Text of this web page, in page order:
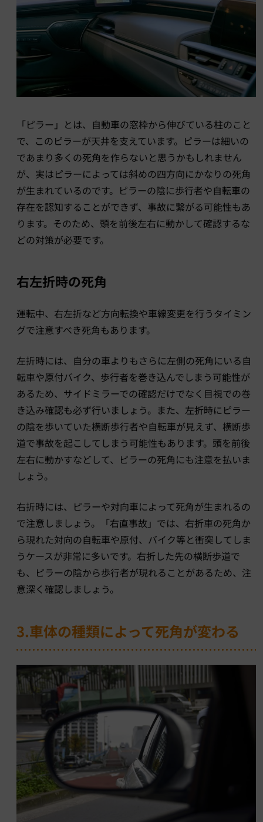
「ピラー」とは、自動車の窓枠から伸びている柱のこと
で、このピラーが天井を支えています。ピラーは細いの
であまり多くの死角を作らないと思うかもしれません
が、実はピラーによっては斜めの四方向にかなりの死角
が生まれているのです。ピラーの陰に歩行者や自転車の
存在を認知することができず、事故に繋がる可能性もあ
ります。そのため、頭を前後左右に動かして確認するな
どの対策が必要です。
右左折時の死角
運転中、右左折など方向転換や車線変更を行うタイミン
グで注意すべき死角もあります。
左折時には、自分の車よりもさらに左側の死角にいる自
転車や原付バイク、歩行者を巻き込んでしまう可能性が
あるため、サイドミラーでの確認だけでなく目視での巻
き込み確認も必ず行いましょう。また、左折時にピラー
の陰を歩いていた横断歩行者や自転車が見えず、横断歩
道で事故を起こしてしまう可能性もあります。頭を前後
左右に動かすなどして、ピラーの死角にも注意を払いま
しょう。
右折時には、ピラーや対向車によって死角が生まれるの
で注意しましょう。「右直事故」では、右折車の死角か
ら現れた対向の自転車や原付、バイク等と衝突してしま
うケースが非常に多いです。右折した先の横断歩道で
も、ピラーの陰から歩行者が現れることがあるため、注
意深く確認しましょう。
3.車体の種類によって死角が変わる